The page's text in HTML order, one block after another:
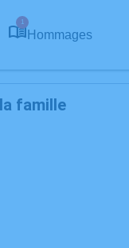
1
Hommages
famille